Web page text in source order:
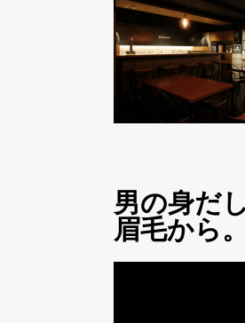
男の身だ
眉毛から。